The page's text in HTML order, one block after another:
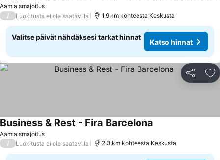
Aamiaismajoitus
Katso hinnat
/ Luokitusta ei ole saatavilla 1.9 km kohteesta Keskusta
Valitse päivät nähdäksesi tarkat hinnat
Katso hinnat
Jaa
Aamiaismajoitus
Business & Rest - Fira Barcelona
/ Luokitusta ei ole saatavilla 2.3 km kohteesta Keskusta